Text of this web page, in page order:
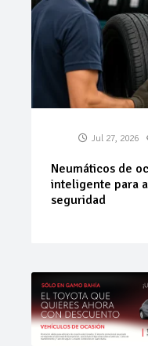
Jul 23, 2026
La 42ª Subida a